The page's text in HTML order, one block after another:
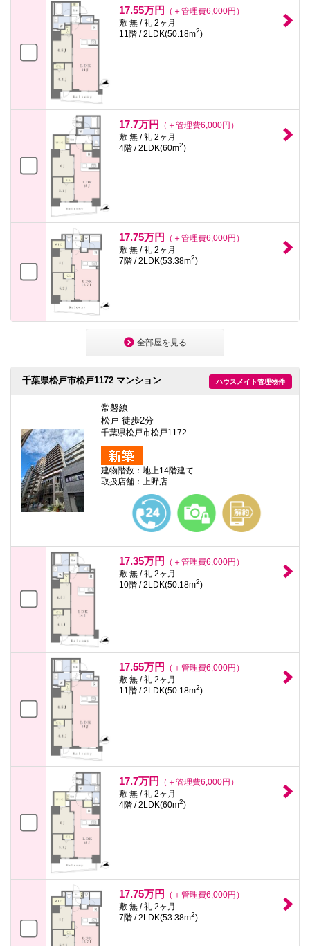
17.55万円
（＋管理費6,000円）
敷 無 / 礼 2ヶ月
11階 / 2LDK(50.18m2)
17.7万円
（＋管理費6,000円）
敷 無 / 礼 2ヶ月
4階 / 2LDK(60m2)
17.75万円
（＋管理費6,000円）
敷 無 / 礼 2ヶ月
7階 / 2LDK(53.38m2)
全部屋を見る
ハウスメイト管理物件
千葉県松戸市松戸1172 マンション
常磐線
松戸 徒歩2分
千葉県松戸市松戸1172
建物階数：地上14階建て
取扱店舗：上野店
17.35万円
（＋管理費6,000円）
敷 無 / 礼 2ヶ月
10階 / 2LDK(50.18m2)
17.55万円
（＋管理費6,000円）
敷 無 / 礼 2ヶ月
11階 / 2LDK(50.18m2)
17.7万円
（＋管理費6,000円）
敷 無 / 礼 2ヶ月
4階 / 2LDK(60m2)
17.75万円
（＋管理費6,000円）
敷 無 / 礼 2ヶ月
7階 / 2LDK(53.38m2)